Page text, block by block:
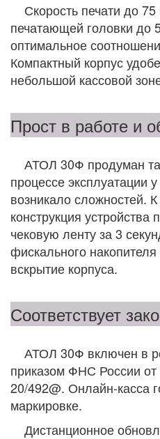
Скорость печати до
печатающей головки до
оптимальное
Компактный корпус
небольшой кассовой
Прост в работе и
АТОЛ 30Ф продуман
процессе эксплуатации
возникало сложностей.
конструкция устройства
чековую ленту за 3
фискального накопителя
вскрытие корпуса.
Соответствует
АТОЛ 30Ф включен в
приказом ФНС России
20/492@. Онлайн-касса
маркировке.
Дистанционное